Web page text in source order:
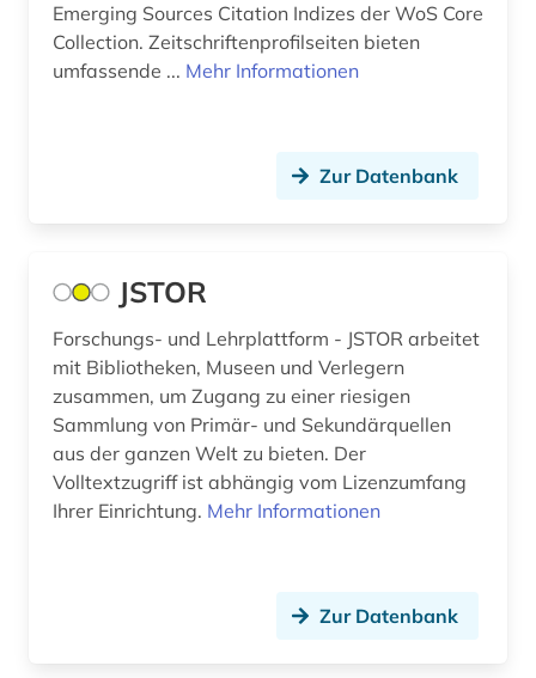
Emerging Sources Citation Indizes der WoS Core
Collection. Zeitschriftenprofilseiten bieten
umfassende ... Mehr Informationen
Zur Datenbank
JSTOR
Forschungs- und Lehrplattform - JSTOR arbeitet
mit Bibliotheken, Museen und Verlegern
zusammen, um Zugang zu einer riesigen
Sammlung von Primär- und Sekundärquellen
aus der ganzen Welt zu bieten. Der
Volltextzugriff ist abhängig vom Lizenzumfang
Ihrer Einrichtung. Mehr Informationen
Zur Datenbank